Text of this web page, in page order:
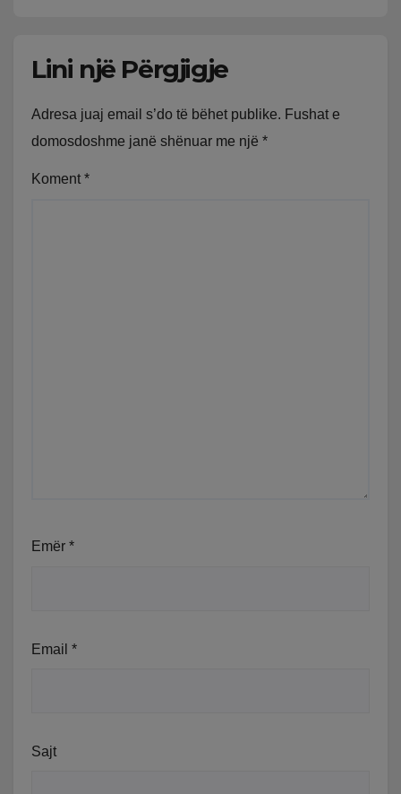
Lini një Përgjigje
Adresa juaj email s’do të bëhet publike. Fushat e
domosdoshme janë shënuar me një *
Koment *
Emër *
Email *
Sajt